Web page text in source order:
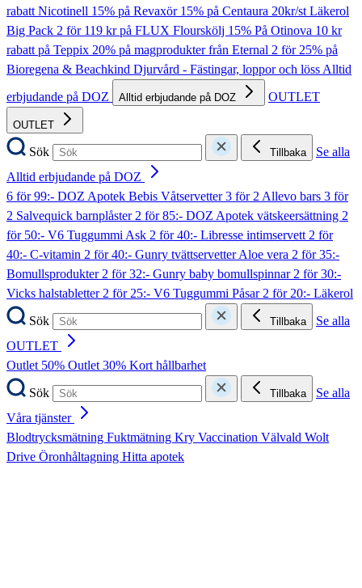
rabatt Nicotinell 15% på Revaxör 15% på Centaura 20kr/st Läkerol
Big Pack 2 för 119 kr på FLUX Flourskölj 15% På Otinova 10 kr
rabatt på Teppix 20% på magprodukter från Eternal 2 för 25% på
Bioregena & Beachkind Djurvård - Fästingar, loppor och lössAlltid
erbjudande på DOZ
Alltid erbjudande på DOZ OUTLET
OUTLET
Sök Tillbaka
Se alla
Alltid erbjudande på DOZ
6 för 99:- DOZ Apotek Bebis Våtservetter3 för 2 Allevo bars 3 för
2 Salvequick barnplåster2 för 85:- DOZ Apotek vätskeersättning 2
för 50:- V6 Tuggummi Ask 2 för 40:- Libresse intimservett2 för
40:- C-vitamin 2 för 40:- Gunry tvättservetter Aloe vera 2 för 35:-
Bomullsprodukter2 för 32:- Gunry baby bomullspinnar2 för 30:-
Vicks halstabletter2 för 25:- V6 Tuggummi Påsar2 för 20:- Läkerol
Sök
Tillbaka
Se alla
OUTLET
Outlet 50% Outlet 30% Kort hållbarhet
Sök
Tillbaka
Se alla
Våra tjänster
Blodtrycksmätning Fuktmätning Kry Vaccination Välvald Wolt
Drive Öronhåltagning Hitta apotek